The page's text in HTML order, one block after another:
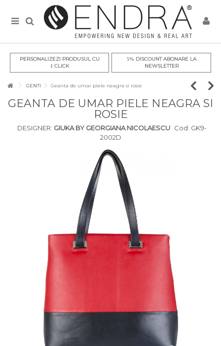
PERSONALIZEZI PRODUSUL CU
1CLICK
5% DISCOUNT ABONARE LA
NEWSLETTER
GENTI Geanta de umar piele neagra si rosie
GEANTA DE UMAR PIELE NEAGRA SI
ROSIE
DESIGNER: GIUKA BY GEORGIANA NICOLAESCU Cod: GK9-
2002D